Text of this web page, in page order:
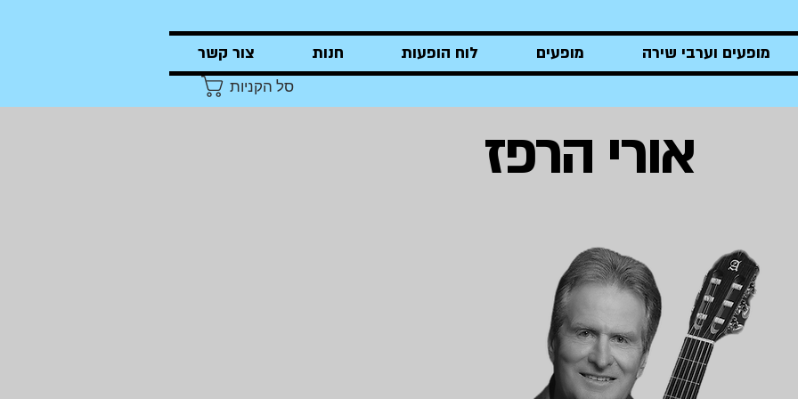
מופעים וערבי שירה מופעים לוח הופעות חנות צור קשר
סל הקניות
אורי הרפז
אורי הרפז